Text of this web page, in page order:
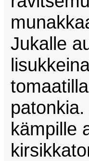
Jukalle
kämpille